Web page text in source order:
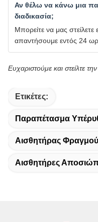
Αν θέλω να κάνω μια
διαδικασία;
Μπορείτε να μας
απαντήσουμε εντός 24
Ευχαριστούμε και στείλτε
Ετικέτες:
Παραπέτασμα
Αισθητήρας
Αισθητήρες